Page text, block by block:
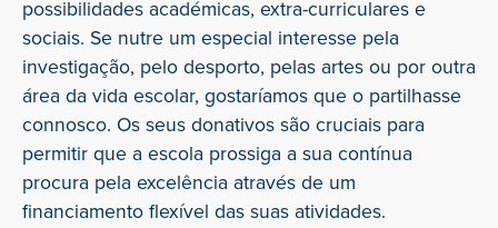
possibilidades académicas, extra-curriculares e
sociais. Se nutre um especial interesse pela
investigação, pelo desporto, pelas artes ou por outra
área da vida escolar, gostaríamos que o partilhasse
connosco. Os seus donativos são cruciais para
permitir que a escola prossiga a sua contínua
procura pela excelência através de um
financiamento flexível das suas atividades.